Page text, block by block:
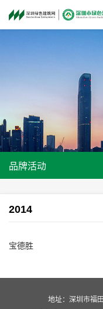
品牌活动
2014
宝德胜
地址：深圳市福